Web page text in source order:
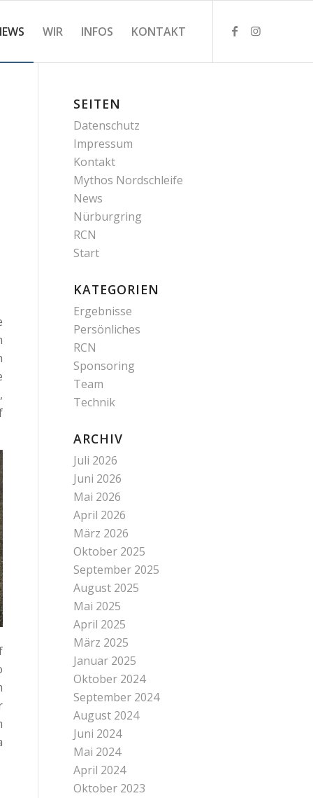
WIR INFOS KONTAKT
SEITEN
Datenschutz
Impressum
Kontakt
Mythos Nordschleife
News
Nürburgring
RCN
Start
KATEGORIEN
Ergebnisse
Persönliches
RCN
Sponsoring
Team
Technik
ARCHIV
Juli 2026
Juni 2026
Mai 2026
April 2026
März 2026
Oktober 2025
September 2025
August 2025
Mai 2025
April 2025
März 2025
Januar 2025
Oktober 2024
September 2024
August 2024
Juni 2024
Mai 2024
April 2024
Oktober 2023